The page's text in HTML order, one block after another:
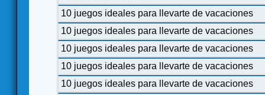
10 juegos ideales para llevarte de vacaciones
10 juegos ideales para llevarte de vacaciones
10 juegos ideales para llevarte de vacaciones
10 juegos ideales para llevarte de vacaciones
10 juegos ideales para llevarte de vacaciones